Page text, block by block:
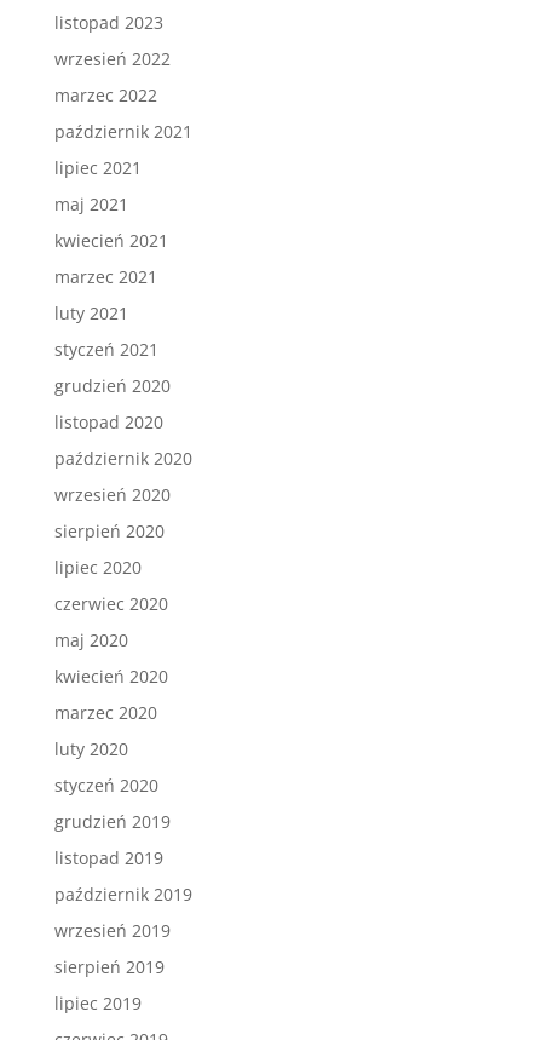
listopad 2023
wrzesień 2022
marzec 2022
październik 2021
lipiec 2021
maj 2021
kwiecień 2021
marzec 2021
luty 2021
styczeń 2021
grudzień 2020
listopad 2020
październik 2020
wrzesień 2020
sierpień 2020
lipiec 2020
czerwiec 2020
maj 2020
kwiecień 2020
marzec 2020
luty 2020
styczeń 2020
grudzień 2019
listopad 2019
październik 2019
wrzesień 2019
sierpień 2019
lipiec 2019